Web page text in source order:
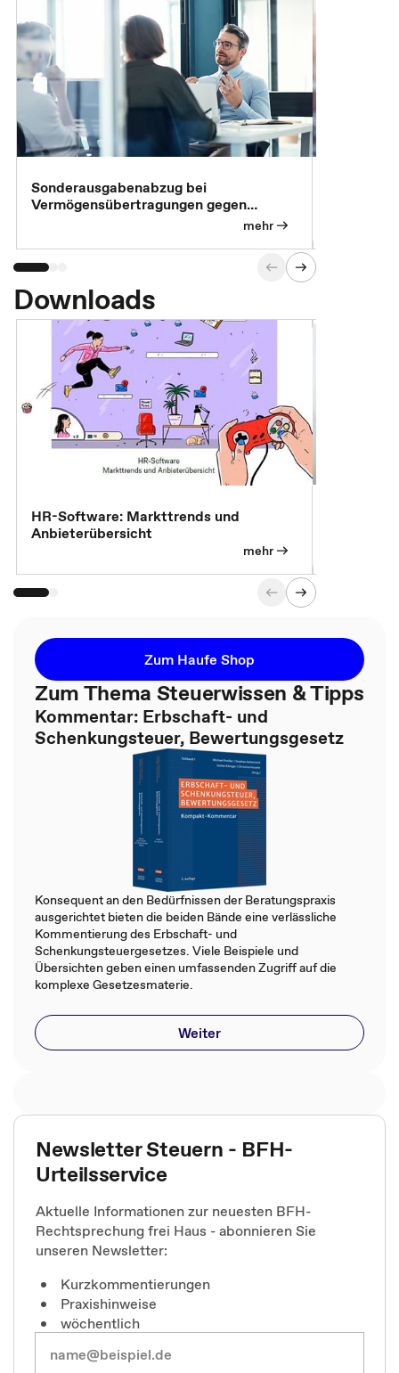
Sonderausgabenabzug bei
Vermögensübertragungen gegen
mehr
Downloads
HR-Software: Markttrends und
Anbieterübersicht
mehr
Zum Haufe Shop
Zum Thema Steuerwissen & Tipps
Kommentar: Erbschaft- und
Schenkungsteuer, Bewertungsgesetz
Konsequent an den Bedürfnissen der Beratungspraxis
ausgerichtet bieten die beiden Bände eine verlässliche
Kommentierung des Erbschaft- und
Schenkungsteuergesetzes. Viele Beispiele und
Übersichten geben einen umfassenden Zugriff auf die
komplexe Gesetzesmaterie.
Weiter
Newsletter Steuern - BFH-
Urteilsservice
Aktuelle Informationen zur neuesten BFH-
Rechtsprechung frei Haus - abonnieren Sie
unseren Newsletter:
Kurzkommentierungen
Praxishinweise
wöchentlich